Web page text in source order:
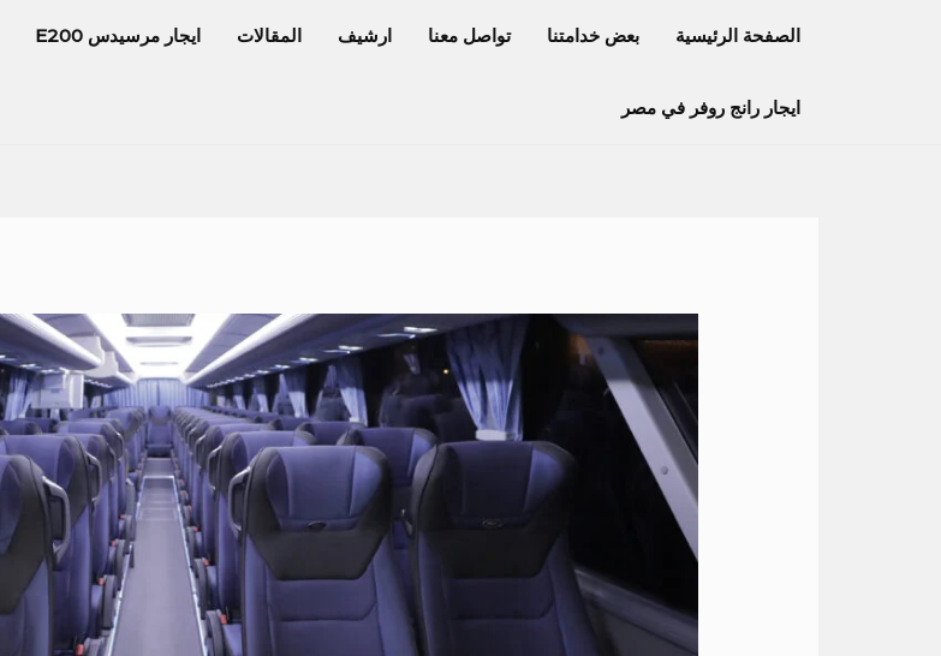
الصفحة الرئيسية بعض خدامتنا تواصل معنا ارشيف المقالات ايجار مرسيدس E200
ايجار رانج روفر في مصر